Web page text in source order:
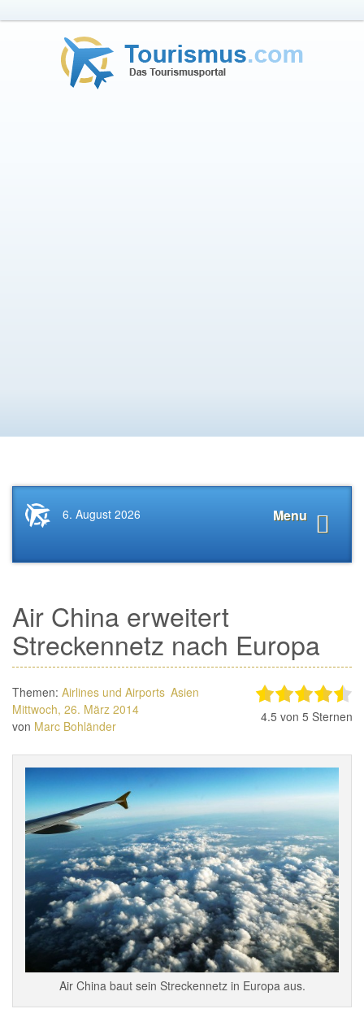
Startseite
News.Tourismus.com
Menu
6. August 2026
Air China erweitert
Streckennetz nach Europa
Themen: Airlines und Airports Asien
Mittwoch, 26. März 2014
von Marc Bohländer
4.5 von 5 Sternen
Air China baut sein Streckennetz in Europa aus.